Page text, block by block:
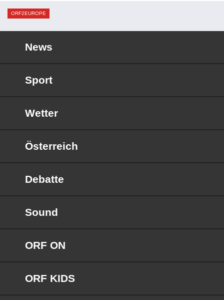
ORF2EUROPE
News
Sport
Wetter
Österreich
Debatte
Sound
ORF ON
ORF KIDS